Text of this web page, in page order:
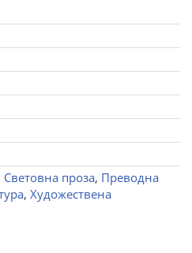
Световна проза, Преводна
, Художествена